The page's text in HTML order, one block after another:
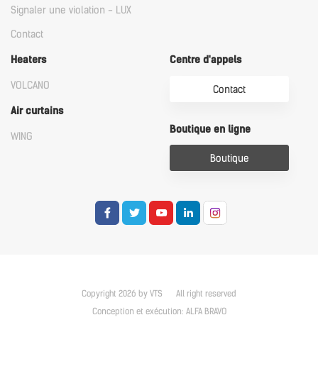
Signaler une violation - LUX
Contact
Heaters
VOLCANO
Air curtains
WING
Centre d'appels
Contact
Boutique en ligne
Boutique
Copyright 2026 by VTS
All right reserved
Conception et exécution: ALFA BRAVO